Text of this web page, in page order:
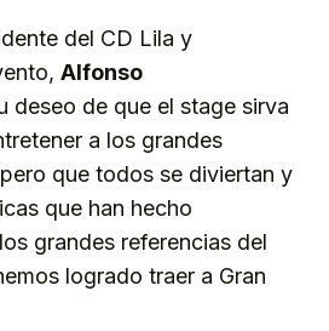
del CD Lila y
Alfonso
deseo de que el stage sirva
a los grandes
que todos se diviertan y
que han hecho
grandes referencias del
logrado traer a Gran